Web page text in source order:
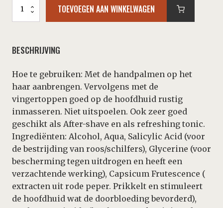
Superli
Hairtonic
ml
TOEVOEGEN AAN WINKELWAGEN
BESCHRIJVING
Hoe te gebruiken: Met de handpalmen op het
haar aanbrengen. Vervolgens met de
vingertoppen goed op de hoofdhuid rustig
inmasseren. Niet uitspoelen. Ook zeer goed
geschikt als After-shave en als refreshing tonic.
Ingrediënten: Alcohol, Aqua, Salicylic Acid (voor
de bestrijding van roos/schilfers), Glycerine (voor
bescherming tegen uitdrogen en heeft een
verzachtende werking), Capsicum Frutescence (
extracten uit rode peper. Prikkelt en stimuleert
de hoofdhuid wat de doorbloeding bevorderd),